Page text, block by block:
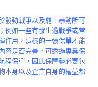
發動戰爭以及罷工暴動所可
例如一些有發生過戰爭或常
作用，這樣的一張保單才能
容是否完善，可透過專業保
程保單，因此保障勢必要包
本身以及企業自身的權益都